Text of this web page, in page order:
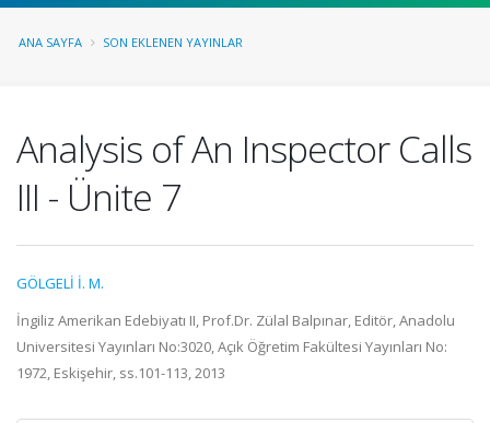
ANA SAYFA SON EKLENEN YAYINLAR
Analysis of An Inspector Calls
III - Ünite 7
GÖLGELİ İ. M.
İngiliz Amerikan Edebiyatı II, Prof.Dr. Zülal Balpınar, Editör, Anadolu
Universitesi Yayınları No:3020, Açık Öğretim Fakültesi Yayınları No:
1972, Eskişehir, ss.101-113, 2013